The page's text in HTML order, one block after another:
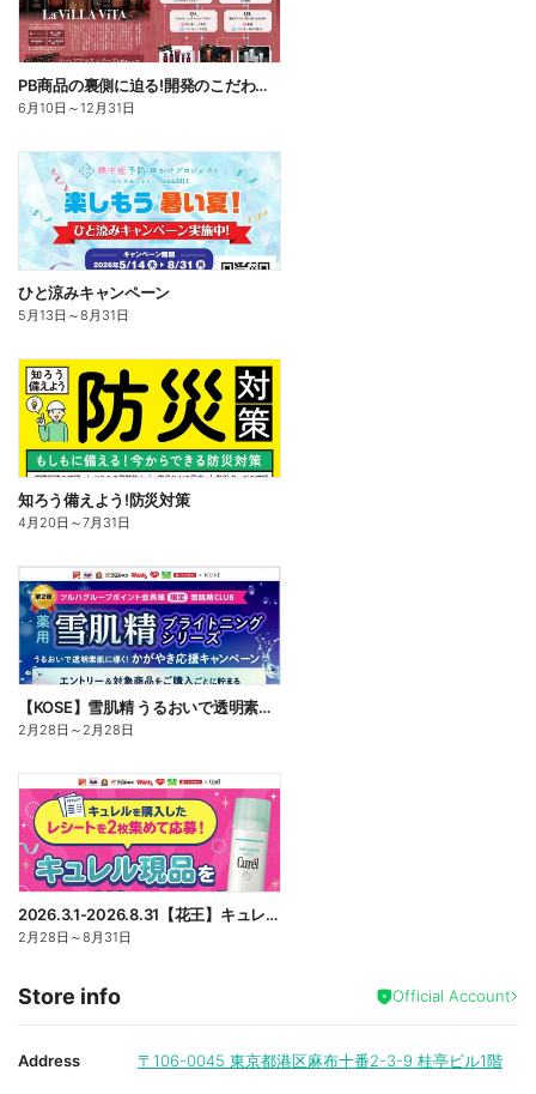
PB商品の裏側に迫る!開発のこだわりこの一品
6月10日 ～12月31日
ひと涼みキャンペーン
5月13日 ～8月31日
知ろう備えよう!防災対策
4月20日 ～7月31日
【KOSE】雪肌精 うるおいで透明素肌に導く!かがやき習慣応援キャンペーン
2月28日 ～ 2月28日
2026.3.1-2026.8.31【花王】キュレル現品プレゼントレシート応募キャンペーン
2月28日 ～8月31日
Store info Official Account
Address 〒106-0045 東京都港区麻布十番2-3-9 桂亭ビル1階